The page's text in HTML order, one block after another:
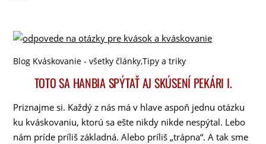
Blog Kváskovanie - všetky články,Tipy a triky
TOTO SA HANBIA SPÝTAŤ AJ SKÚSENÍ PEKÁRI I.
Priznajme si. Každý z nás má v hlave aspoň jednu otázku
ku kváskovaniu, ktorú sa ešte nikdy nikde nespýtal. Lebo
nám príde príliš základná. Alebo príliš „trápna“. A tak sme